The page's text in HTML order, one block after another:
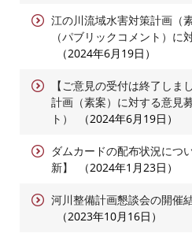
江の川流域水害対策計画（
（パブリックコメント）に
2024年6月19日
【ご意見の受付は終了しま
計画（素案）に対する意見
ト）
2024年6月19日
ダムカードの配布状況につ
新】
2024年1月23日
河川整備計画懇談会の開催
2023年10月16日